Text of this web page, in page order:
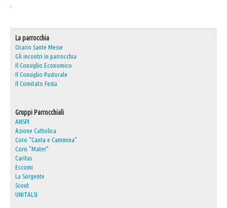
Festa Sant'Agostino
RASSEGNA PRESEPI DOMESTICI 2020
Video
L'Oratorio in Festa 2015
Fatti riconoscere
La parrocchia
Orario Sante Messe
Gli incontri in parrocchia
Il Consiglio Economico
Il Consiglio Pastorale
Il Comitato Festa
Gruppi Parrocchiali
ANSPI
Azione Cattolica
Coro "Canta e Cammina"
Coro "Mater"
Caritas
Eccomi
La Sorgente
Scout
UNITALSI